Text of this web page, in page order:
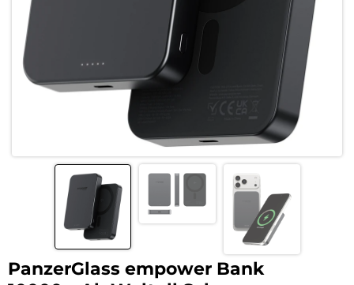
PanzerGlass empower Bank